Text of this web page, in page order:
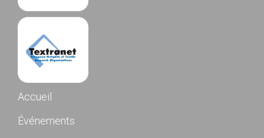
Accueil
Événements